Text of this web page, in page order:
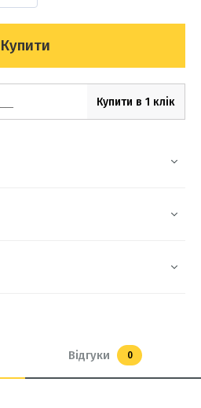
Купити
Купити в 1 клік
Відгуки 0